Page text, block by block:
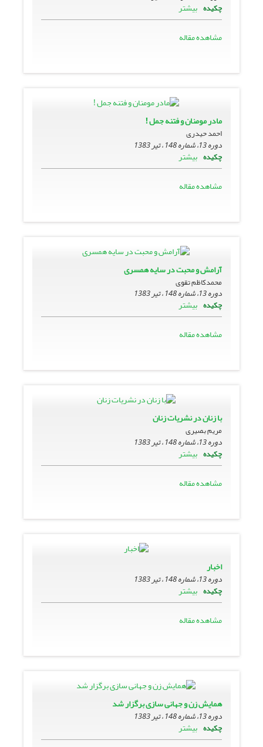
چکیده بیشتر
مشاهده مقاله
مادر مومنان و فتنه جمل !
احمد حیدری
دوره 13، شماره 148 ، تیر 1383
چکیده بیشتر
مشاهده مقاله
آرامش و محبت در سایه همسرى
محمدکاظم تقوی
دوره 13، شماره 148 ، تیر 1383
چکیده بیشتر
مشاهده مقاله
با زنان در نشریات زنان
مریم بصیری
دوره 13، شماره 148 ، تیر 1383
چکیده بیشتر
مشاهده مقاله
اخبار
دوره 13، شماره 148 ، تیر 1383
چکیده بیشتر
مشاهده مقاله
همایش زن و جهانى سازى برگزار شد
دوره 13، شماره 148 ، تیر 1383
چکیده بیشتر